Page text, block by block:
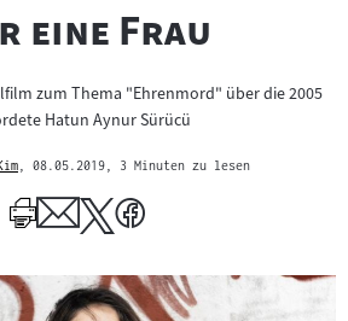
eine Frau
zum Thema "Ehrenmord" über die 2005
Hatun Aynur Sürücü
, 08.05.2019 , 3 Minuten zu lesen